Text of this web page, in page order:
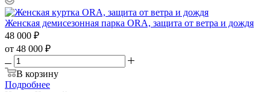
Женская демисезонная парка ORA, защита от ветра и дождя
48 000 ₽
от 48 000 ₽
В корзину
Подробнее